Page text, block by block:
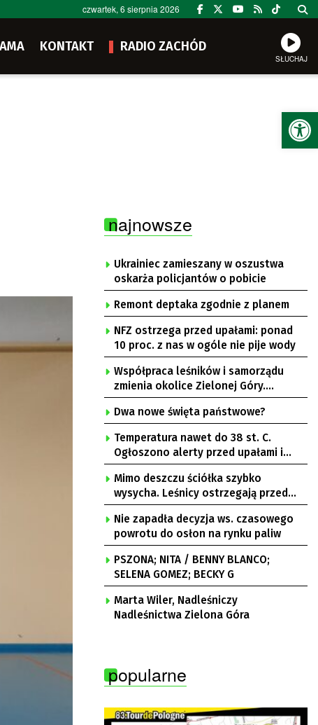
czwartek, 6 sierpnia 2026
KONTAKT RADIO ZACHÓD
SŁUCHAJ
najnowsze
Ukrainiec zamieszany w oszustwa
oskarża policjantów o pobicie
Remont deptaka zgodnie z planem
NFZ ostrzega przed upałami: ponad
10 proc. z nas w ogóle nie pije wody
Współpraca leśników i samorządu
zmienia okolice Zielonej Góry.
Powstają nowe ścieżki rowerowe
Dwa nowe święta państwowe?
Temperatura nawet do 38 st. C.
Ogłoszono alerty przed upałami i
burzami
Mimo deszczu ściółka szybko
wysycha. Leśnicy ostrzegają przed
pożarami
Nie zapadła decyzja ws. czasowego
powrotu do osłon na rynku paliw
PSZONA; NITA / BENNY BLANCO;
SELENA GOMEZ; BECKY G
Marta Wiler, Nadleśniczy
Nadleśnictwa Zielona Góra
popularne